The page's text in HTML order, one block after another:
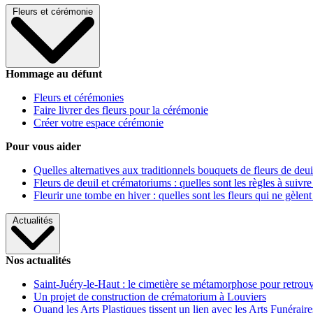
Fleurs et cérémonie
Hommage au défunt
Fleurs et cérémonies
Faire livrer des fleurs pour la cérémonie
Créer votre espace cérémonie
Pour vous aider
Quelles alternatives aux traditionnels bouquets de fleurs de
Fleurs de deuil et crématoriums : quelles sont les règles à
Fleurir une tombe en hiver : quelles sont les fleurs qui ne gèlent
Actualités
Nos actualités
Saint-Juéry-le-Haut : le cimetière se métamorphose pour
Un projet de construction de crématorium à Louviers
Quand les Arts Plastiques tissent un lien avec les Arts